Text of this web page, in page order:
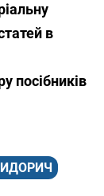
в
посібників